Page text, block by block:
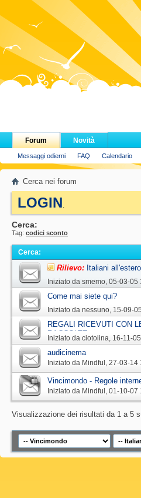
Forum
Messaggi odierni FAQ Calendario
Novità
Cerca nei forum
LOGIN.
Cerca:
Tag: codici sconto
Cerca:
Rilievo: Italiani all'estero
Iniziato da smemo‎, 05-03-05
Come mai siete qui?
Iniziato da nessuno‎, 15-09-
REGALI RICEVUTI CON
RACCOLTE
Iniziato da ciotolina‎, 16-11-
audicinema
Iniziato da Mindful ‎, 27-03-14
Vincimondo - Regole
Iniziato da Mindful ‎, 01-10-07
Visualizzazione dei risultati da 1 a 5